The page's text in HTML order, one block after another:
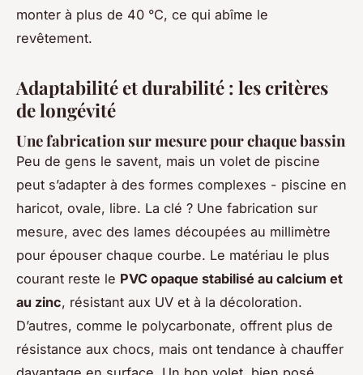
monter à plus de 40 °C, ce qui abîme le
revêtement.
Adaptabilité et durabilité : les critères
de longévité
Une fabrication sur mesure pour chaque bassin
Peu de gens le savent, mais un volet de piscine
peut s’adapter à des formes complexes - piscine en
haricot, ovale, libre. La clé ? Une fabrication sur
mesure, avec des lames découpées au millimètre
pour épouser chaque courbe. Le matériau le plus
courant reste le PVC opaque stabilisé au calcium et
au zinc, résistant aux UV et à la décoloration.
D’autres, comme le polycarbonate, offrent plus de
résistance aux chocs, mais ont tendance à chauffer